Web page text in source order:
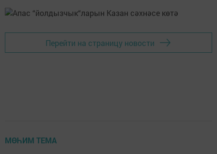
Перейти на страницу новости
МӨҺИМ ТЕМА